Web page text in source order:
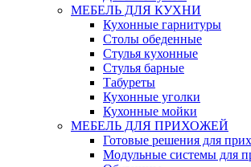
МЕБЕЛЬ ДЛЯ КУХНИ
Кухонные гарнитуры
Столы обеденные
Стулья кухонные
Стулья барные
Табуреты
Кухонные уголки
Кухонные мойки
МЕБЕЛЬ ДЛЯ ПРИХОЖЕЙ
Готовые решения для
Модульные системы для